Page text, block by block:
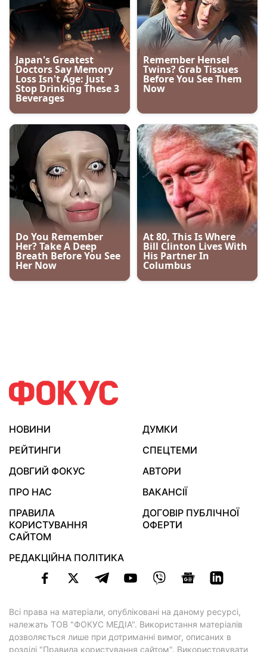
НОВИНИ
ДУМКИ
РЕЙТИНГИ
СПЕЦТЕМИ
ДОВГИЙ ФОКУС
АВТОРИ
ПРО НАС
ВАКАНСІЇ
ПРАВИЛА
КОРИСТУВАННЯ
САЙТОМ
ДОГОВІР ПУБЛІЧНОЇ
ОФЕРТИ
РЕДАКЦІЙНА ПОЛІТИКА
Всі права на матеріали, опубліковані на даному ресурсі,
належать ТОВ "ФОКУС МЕДІА". Використання матеріалів
дозволяється лише при дотриманні вимог, описаних в
розділі "Правила користування сайтом". Використовувати